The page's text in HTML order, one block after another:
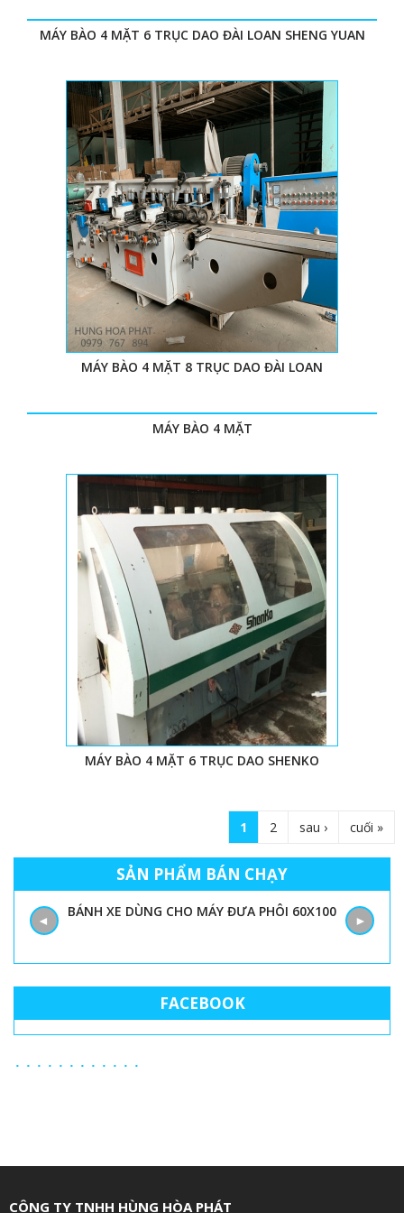
Thân máy cứng cáp, chắc chắn, có khả năng chịu được
Tốc độ làm việc cao: 6 - 36 mét/ Phút.
IV. TẠI SAO NÊN MUA MÁY BÀO 4 MẶT 6 TRỤC
DAO TẠI HÙNG HÒA PHÁT
Chất lượng của máy
Máy bào 4 mặt cũ tại công ty chúng tôi có loại cách âm,
6 trục dao, xuất xứ Đài Loan – Shenko. Máy bào 4 mặt 6
trục dao cách âm tuy là hàng cũ nhưng vẫn còn mới đến
90%, hoạt động tốt, linh kiện đầy đủ. Máy bào 4 mặt
Nhật cũ với 6 trục dao, không cách âm nhưng hoạt
động tốt không kém, giá cả cực kỳ hợp lý.
Giá thành của máy
Giá máy bào 4 mặt 6 trục dao tại công ty chúng tôi cực
kinh nghiệm trong ngành, chúng tôi đã cung cấp các
khác nhau cho các công ty
đầu, chúng tôi đã đang và sẽ luôn là người bạn đồng
hành cùng sự phát triển của quý doanh nghiệp.
MÁY BÀO 4 MẶT 6 TRỤC DAO ĐÀI LOAN SHENG YUAN
MÁY BÀO 4 MẶT 8 TRỤC DAO ĐÀI LOAN
MÁY BÀO 4 MẶT
MÁY BÀO 4 MẶT 6 TRỤC DAO SHENKO
g
1 2 sau › cuối »
SẢN PHẨM BÁN CHẠY
BÁNH XE DÙNG CHO MÁY ĐƯA PHÔI 60X100
◄ ►
FACEBOOK
CÔNG TY TNHH HÙNG HÒA PHÁT